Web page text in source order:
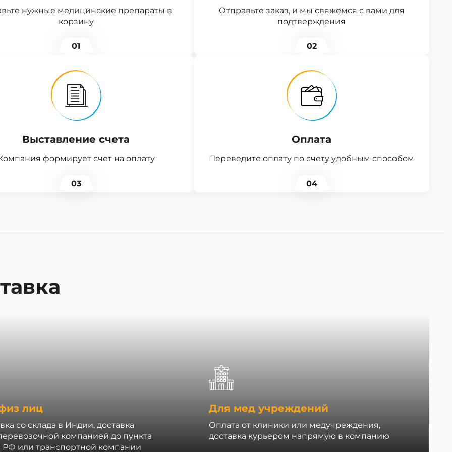
нужные медицинские препараты в
корзину
01
Отправьте заказ, и мы свяжемся с вами для
подтверждения
02
Выставление счета
формирует счет на оплату
03
Оплата
Переведите оплату по счету удобным способом
04
лиц
со склада в Индии, доставка
компанией до пункта
или транспортной компании
Для мед учреждений
Оплата от клиники или медучреждения,
доставка курьером напрямую в компанию